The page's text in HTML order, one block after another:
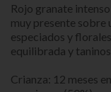
Rojo granate
muy presente sobre
especiados y
equilibrada y
Crianza: 12 meses